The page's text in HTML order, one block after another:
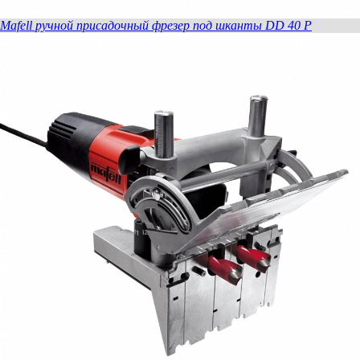
Mafell ручной присадочный фрезер под шканты DD 40 P